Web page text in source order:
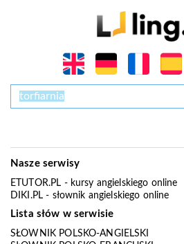
Nasze serwisy
ETUTOR.PL - kursy angielskiego online
DIKI.PL - słownik angielskiego online
Lista słów w serwisie
SŁOWNIK POLSKO-ANGIELSKI